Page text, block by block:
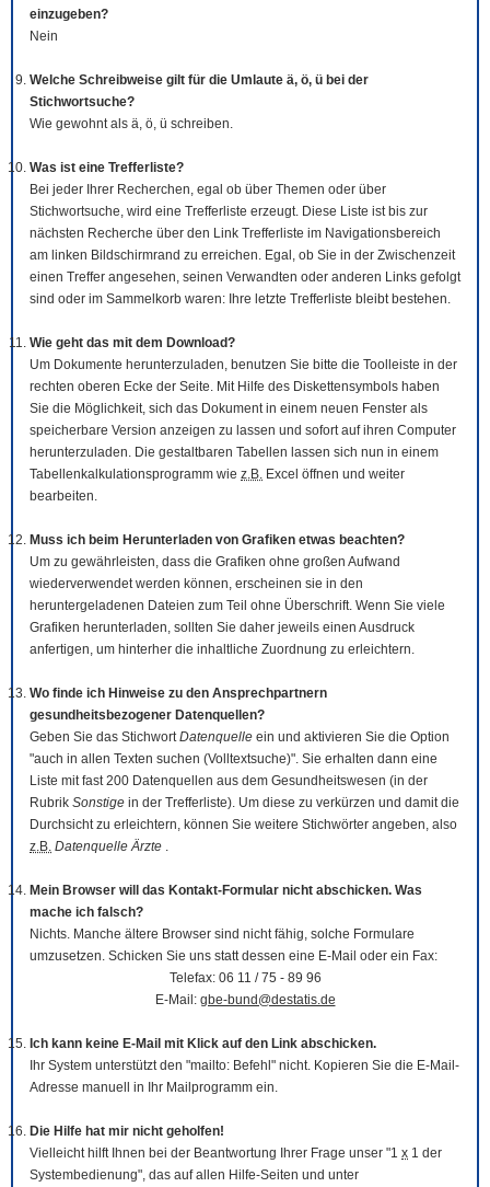
einzugeben?
Nein
Welche Schreibweise gilt für die Umlaute ä, ö, ü bei der
Stichwortsuche?
Wie gewohnt als ä, ö, ü schreiben.
Was ist eine Trefferliste?
Bei jeder Ihrer Recherchen, egal ob über Themen oder über
Stichwortsuche, wird eine Trefferliste erzeugt. Diese Liste ist bis zur
nächsten Recherche über den Link Trefferliste im Navigationsbereich
am linken Bildschirmrand zu erreichen. Egal, ob Sie in der Zwischenzeit
einen Treffer angesehen, seinen Verwandten oder anderen Links gefolgt
sind oder im Sammelkorb waren: Ihre letzte Trefferliste bleibt bestehen.
Wie geht das mit dem Download?
Um Dokumente herunterzuladen, benutzen Sie bitte die Tool leiste in der
rechten oberen Ecke der Seite. Mit Hilfe des Diskettensymbols haben
Sie die Möglichkeit, sich das Dokument in einem neuen Fenster als
speicherbare Version anzeigen zu lassen und sofort auf ihren Computer
herunterzuladen. Die gestaltbaren Tabellen lassen sich nun in einem
Tabellenkalkulationsprogramm wie z.B. Excel öffnen und weiter
bearbeiten.
Muss ich beim Herunterladen von Grafiken etwas beachten?
Um zu gewährleisten, dass die Grafiken ohne großen Aufwand
wiederverwendet werden können, erscheinen sie in den
heruntergeladenen Dateien zum Teil ohne Überschrift. Wenn Sie viele
Grafiken herunterladen, sollten Sie daher jeweils einen Ausdruck
anfertigen, um hinterher die inhaltliche Zuordnung zu erleichtern.
Wo finde ich Hinweise zu den Ansprechpartnern
gesundheitsbezogener Datenquellen?
Geben Sie das StichwortDatenquelle ein und aktivieren Sie die Option
"auch in allen Texten suchen (Volltextsuche)". Sie erhalten dann eine
Liste mit fast 200 Datenquellen aus dem Gesundheitswesen (in der
Rubrik Sonstige in der Trefferliste). Um diese zu verkürzen und damit die
Durchsicht zu erleichtern, können Sie weitere Stichwörter angeben, also
z.B. Datenquelle Ärzte .
Mein Browser will das Kontakt-Formular nicht abschicken. Was
mache ich falsch?
Nichts. Manche ältere Browser sind nicht fähig, solche Formulare
umzusetzen. Schicken Sie uns statt dessen eine E-Mail oder ein Fax:
Telefax: 06 11 / 75 - 89 96
E-Mail: gbe-bund@destatis.de
Ich kann keine E-Mail mit Klick auf den Link abschicken.
Ihr System unterstützt den "mailto: Befehl" nicht. Kopieren Sie die E-Mail-
Adresse manuell in Ihr Mailprogramm ein.
Die Hilfe hat mir nicht geholfen!
Vielleicht hilft Ihnen bei der Beantwortung Ihrer Frage unser "1 x 1 der
Systembedienung", das auf allen Hilfe-Seiten und unter